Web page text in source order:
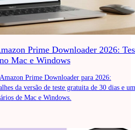
Prime Downloader 2026:
Mac e Windows
Prime Downloader para 2026:
da versão de teste gratuita de 30 dias e um
de Mac e Windows.